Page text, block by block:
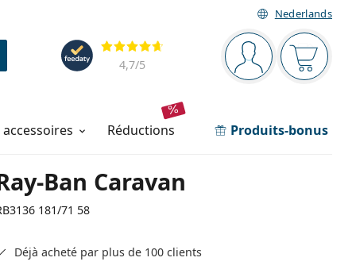
Nederlands
Barre de navigation
Vous êtesVotre
Évaluation
4,7/5
réductions Produits-bonus
Ban Caravan
181/71 58
Déjà acheté par plus de 100 clients